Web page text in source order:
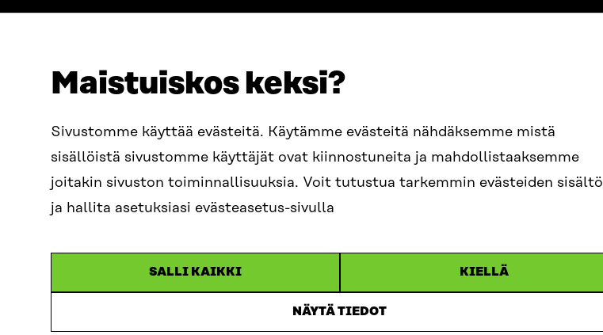
Maistuiskos keksi?
Sivustomme käyttää evästeitä. Käytämme evästeitä nähdäksemme mistä
sisällöistä sivustomme käyttäjät ovat kiinnostuneita ja mahdollistaaksemme
joitakin sivuston toiminnallisuuksia. Voit tutustua tarkemmin evästeiden
ja hallita asetuksiasi evästeasetus-sivulla
SALLI KAIKKI KIELLÄ
NÄYTÄ TIEDOT
Itämerenkatu 11-13, PL 160,
00181 Helsinki
Saapumisohjeet
Y-TUNNUS
+358 294 618 991
SÄHKÖPOSTI
etunimi.sukunimi@sitra.fi